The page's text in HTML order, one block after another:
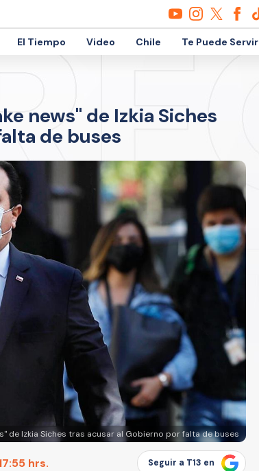
El Tiempo Video Chile Te Puede Servir
news" de Izkia Siches
de buses
de Izkia Siches tras acusar al Gobierno por falta de buses
hrs. Seguir a T13 en